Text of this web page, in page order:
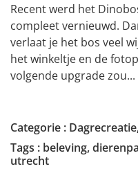
Recent werd het
compleet vernieuwd.
verlaat je het bos veel
het winkeltje en de
volgende upgrade zou...
Categorie : Dagrecreatie
Tags : beleving,
utrecht